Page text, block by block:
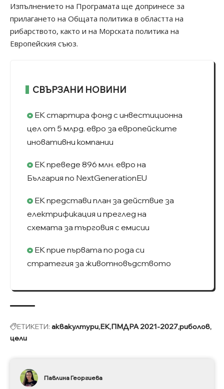
Изпълнението на Програмата ще допринесе за
прилагането на Общата политика в областта на
рибарството, както и на Морската политика на
Европейския съюз.
СВЪРЗАНИ НОВИНИ
ЕК стартира фонд с инвестиционна
цел от 5 млрд. евро за европейските
иновативни компании
ЕК преведе 896 млн. евро на
България по NextGenerationEU
ЕК представи план за действие за
електрификация и преглед на
схемата за търговия с емисии
EK прие първата по рода си
стратегия за животновъдството
ЕТИКЕТИ: аквакултури ЕК ПМДРА 2021-2027риболов
цели
Павлина Георгиева